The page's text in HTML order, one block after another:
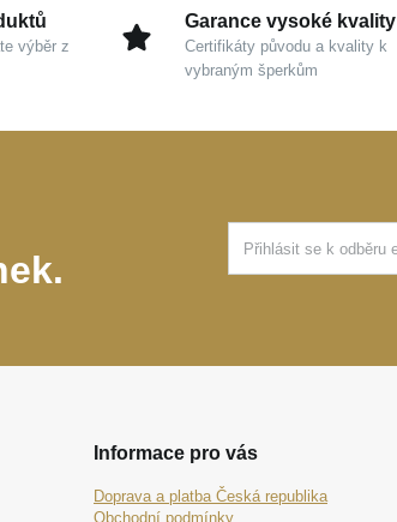
výběr z
Garance vysoké kvality
Certifikáty původu a kvality k
vybraným šperkům
Informace pro vás
Doprava a platba Česká republika
Obchodní podmínky